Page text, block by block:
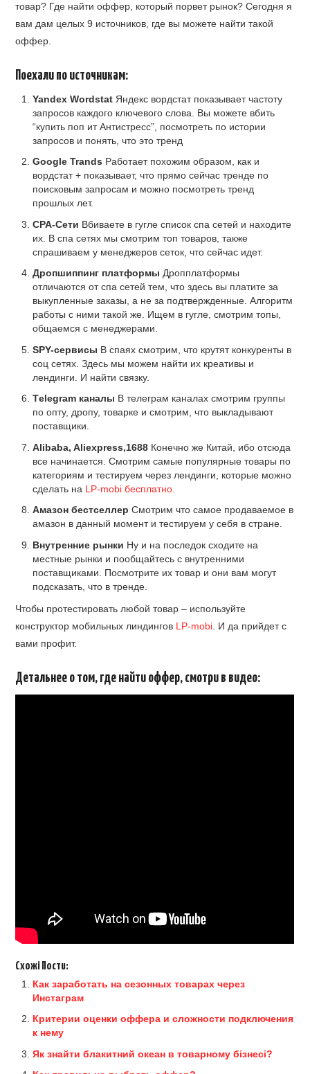
товар? Где найти оффер, который порвет рынок? Сегодня я
вам дам целых 9 источников, где вы можете найти такой
оффер.
Поехали по источникам:
Yandex Wordstat Яндекс вордстат показывает частоту
запросов каждого ключевого слова. Вы можете вбить
“купить поп ит Антистресс”, посмотреть по истории
запросов и понять, что это тренд
Google Trands Работает похожим образом, как и
вордстат + показывает, что прямо сейчас тренде по
поисковым запросам и можно посмотреть тренд
прошлых лет.
CPA-Сети Вбиваете в гугле список спа сетей и находите
их. В спа сетях мы смотрим топ товаров, также
спрашиваем у менеджеров сеток, что сейчас идет.
Дропшиппинг платформы Дропплатформы
отличаются от спа сетей тем, что здесь вы платите за
выкупленные заказы, а не за подтвержденные. Алгоритм
работы с ними такой же. Ищем в гугле, смотрим топы,
общаемся с менеджерами.
SPY-сервисы В спаях смотрим, что крутят конкуренты в
соц сетях. Здесь мы можем найти их креативы и
лендинги. И найти связку.
Тelegram каналы В телеграм каналах смотрим группы
по опту, дропу, товарке и смотрим, что выкладывают
поставщики.
Alibaba, Aliexpress,1688 Конечно же Китай, ибо отсюда
все начинается. Смотрим самые популярные товары по
категориям и тестируем через лендинги, которые можно
сделать на LP-mobi бесплатно.
Амазон бестселлер Смотрим что самое продаваемое в
амазон в данный момент и тестируем у себя в стране.
Внутренние рынки Ну и на последок сходите на
местные рынки и пообщайтесь с внутренними
поставщиками. Посмотрите их товар и они вам могут
подсказать, что в тренде.
Чтобы протестировать любой товар – используйте
конструктор мобильных линдингов LP-mobi. И да прийдет с
вами профит.
Детальнее о том, где найти оффер, смотри в видео:
Схожі Пости:
Как заработать на сезонных товарах через
Инстаграм
Критерии оценки оффера и сложности подключения
к нему
Як знайти блакитний океан в товарному бізнесі?